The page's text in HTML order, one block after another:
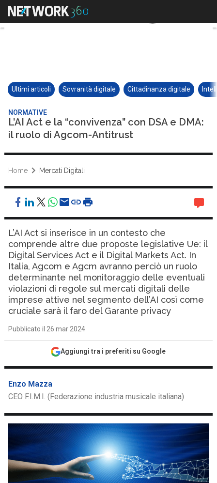
Ultimi articoli Sovranità digitale Cittadinanza digitale
NORMATIVE
L’AI Act e la “convivenza” con DSA e DMA:
il ruolo di Agcom-Antitrust
Home Mercati Digitali
L’AI Act si inserisce in un contesto che
comprende altre due proposte legislative Ue: il
Digital Services Act e il Digital Markets Act. In
Italia, Agcom e Agcm avranno perciò un ruolo
determinante nel monitoraggio delle eventuali
violazioni di regole sul mercati digitali delle
imprese attive nel segmento dell’AI così come
cruciale sarà il faro del Garante privacy
Pubblicato il 26 mar 2024
Aggiungi tra i preferiti su Google
Enzo Mazza
CEO F.I.M.I. (Federazione industria musicale italiana)